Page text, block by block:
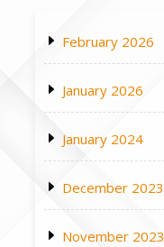
February 2026
January 2026
January 2024
December 2023
November 2023